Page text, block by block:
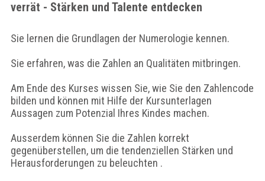
verrät - Stärken und Talente entdecken
Sie lernen die Grundlagen der Numerologie kennen.
Sie erfahren, was die Zahlen an Qualitäten mitbringen.
Am Ende des Kurses wissen Sie, wie Sie den Zahlencode
bilden und können mit Hilfe der Kursunterlagen
Aussagen zum Potenzial Ihres Kindes machen.
Ausserdem können Sie die Zahlen korrekt
gegenüberstellen, um die tendenziellen Stärken und
Herausforderungen zu beleuchten .